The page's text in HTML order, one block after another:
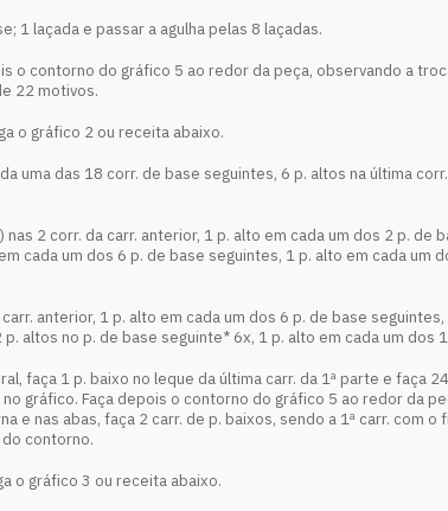
1 laçada e passar a agulha pelas 8 laçadas.
o contorno do gráfico 5 ao redor da peça, observando a
22 motivos.
o gráfico 2 ou receita abaixo.
uma das 18 corr. de base seguintes, 6 p. altos na última
2 corr. da carr. anterior, 1 p. alto em cada um dos 2 p. de
cada um dos 6 p. de base seguintes, 1 p. alto em cada um
anterior, 1 p. alto em cada um dos 6 p. de base
altos no p. de base seguinte* 6x, 1 p. alto em cada um dos
faça 1 p. baixo no leque da última carr. da 1ª parte e faça
gráfico. Faça depois o contorno do gráfico 5 ao redor da
nas abas, faça 2 carr. de p. baixos, sendo a 1ª carr. com o
contorno.
o gráfico 3 ou receita abaixo.